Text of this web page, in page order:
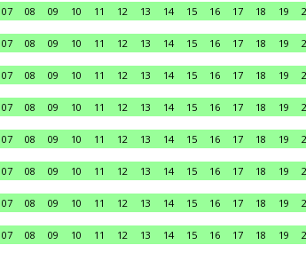
07 08 09 10 11 12 13 14 15 16 17 18 19
07 08 09 10 11 12 13 14 15 16 17 18 19
07 08 09 10 11 12 13 14 15 16 17 18 19
07 08 09 10 11 12 13 14 15 16 17 18 19
07 08 09 10 11 12 13 14 15 16 17 18 19
07 08 09 10 11 12 13 14 15 16 17 18 19
07 08 09 10 11 12 13 14 15 16 17 18 19
07 08 09 10 11 12 13 14 15 16 17 18 19